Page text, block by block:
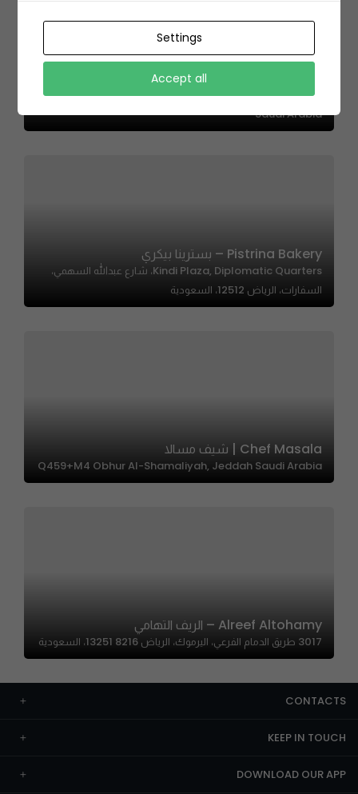
Alia Plaza, 8476 طريق ابي بكر الصديق، الربيع، الرياض 13316,
Saudi Arabia
Pistrina Bakery – بسترينا بيكري
Kindi Plaza, Diplomatic Quarters، شارع عبدالله السهمي،
السفارات، الرياض 12512، السعودية
Chef Masala | شيف مسالا
Q459+M4 Obhur Al-Shamaliyah, Jeddah Saudi Arabia
Alreef Altohamy – الريف التهامي
3017 طريق الدمام الفرعي، اليرموك، الرياض 13251 8216، السعودية
CONTACTS
KEEP IN TOUCH
DOWNLOAD OUR APP
Settings
Accept all